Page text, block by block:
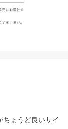
ちょうど良いサイ